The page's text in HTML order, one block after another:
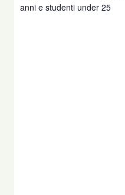
anni e studenti under 25